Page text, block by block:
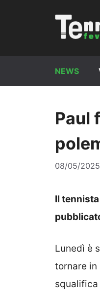
NEWS
Paul
08/05/2025
Il
Lunedì è
tornare in
squalifica